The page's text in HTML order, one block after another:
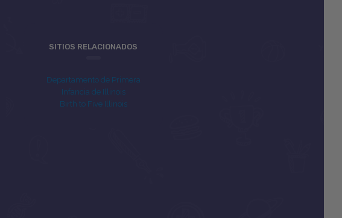
SITIOS RELACIONADOS
Departamento de Primera
Infancia de Illinois
Birth to Five Illinois